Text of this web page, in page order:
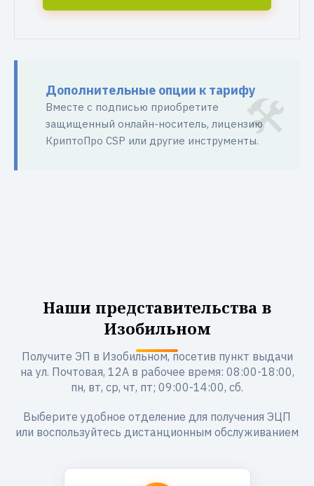
Дополнительные опции к тарифу
Вместе с подписью приобретите
защищенный онлайн-носитель, лицензию
КриптоПро CSP или другие инструменты.
Наши представительства в
Изобильном
Получите ЭП в Изобильном, посетив пункт выдачи
на ул. Почтовая, 12А в рабочее время: 08:00-18:00,
пн, вт, ср, чт, пт; 09:00-14:00, сб.
Выберите удобное отделение для получения ЭЦП
или воспользуйтесь дистанционным обслуживанием